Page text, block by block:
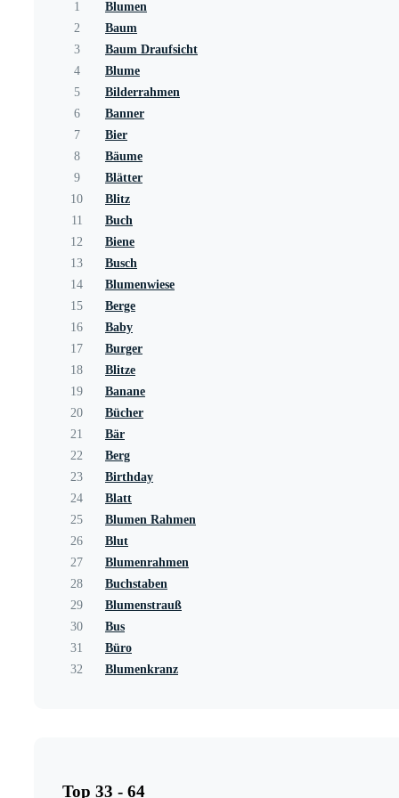
1
Blumen
2
Baum
3
Baum Draufsicht
4
Blume
5
Bilderrahmen
6
Banner
7
Bier
8
Bäume
9
Blätter
10
Blitz
11
Buch
12
Biene
13
Busch
14
Blumenwiese
15
Berge
16
Baby
17
Burger
18
Blitze
19
Banane
20
Bücher
21
Bär
22
Berg
23
Birthday
24
Blatt
25
Blumen Rahmen
26
Blut
27
Blumenrahmen
28
Buchstaben
29
Blumenstrauß
30
Bus
31
Büro
32
Blumenkranz
Top 33 - 64